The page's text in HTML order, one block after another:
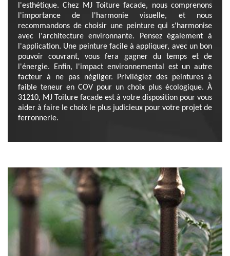
l'esthétique. Chez MJ Toiture facade, nous comprenons
l'importance de l'harmonie visuelle, et nous
recommandons de choisir une peinture qui s'harmonise
avec l'architecture environnante. Pensez également à
l'application. Une peinture facile à appliquer, avec un bon
pouvoir couvrant, vous fera gagner du temps et de
l'énergie. Enfin, l'impact environnemental est un autre
facteur à ne pas négliger. Privilégiez des peintures à
faible teneur en COV pour un choix plus écologique. À
31210, MJ Toiture facade est à votre disposition pour vous
aider à faire le choix le plus judicieux pour votre projet de
ferronnerie.